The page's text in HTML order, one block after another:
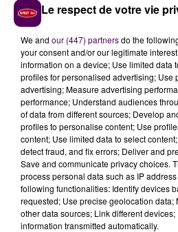
Inscrivez-vous au
Kids !
Une femme d'une
noyée dans le
DERNIERS TITRES
Le respect de votre vie
We and our (447) partnersdo the
your consent and/or our legitimate
information on a device; Use limited data
profiles for personalised advertising; Use
advertising; Measure advertising
performance; Understand audiences
of data from different sources; Develop
profiles to personalise content; Use
content; Use limited data to select
detect fraud, and fix errors; Deliver and
Save and communicate privacy choices.
process personal data such as IP
following functionalities: Identify devices
requested; Use precise geolocation data;
other data sources; Link different
information transmitted automatically.